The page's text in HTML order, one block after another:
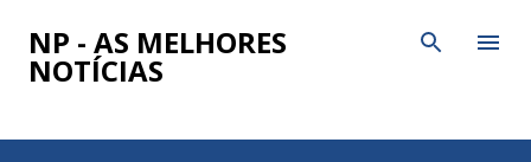
Pular para o conteúdo principal
NP - AS MELHORES
NOTÍCIAS